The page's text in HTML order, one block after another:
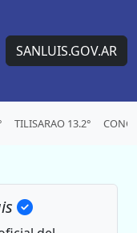
SANLUIS.GOV.AR
TILISARAO 13.2°